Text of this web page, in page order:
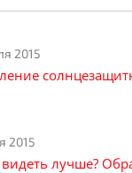
2015
2015
видеть лучше?